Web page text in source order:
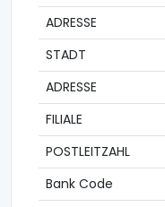
ADRESSE
STADT
ADRESSE
FILIALE
POSTLEITZAHL
Bank Code